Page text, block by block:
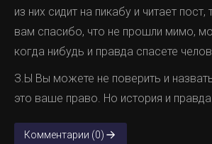
из них сидит на пикабу и читает пост,
вам спасибо, что не прошли мимо,
когда нибудь и правда спасете
З.Ы Вы можете не поверить и
это ваше право. Но история и
Комментарии (0)